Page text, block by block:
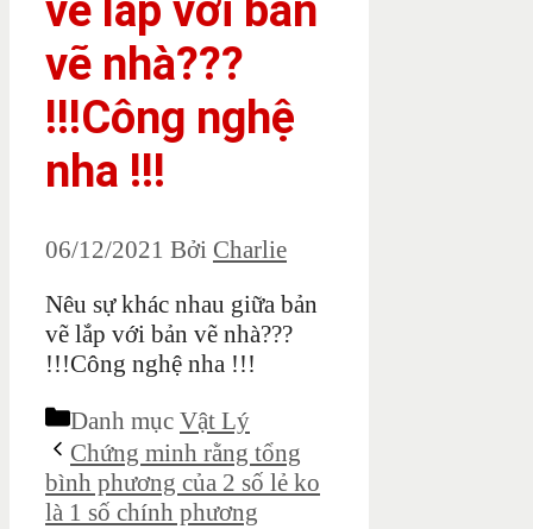
vẽ nhà???
!!!Công nghệ
nha !!!
06/12/2021 Bởi Charlie
Nêu sự khác nhau giữa bản
vẽ lắp với bản vẽ nhà???
!!!Công nghệ nha !!!
Danh mục Vật Lý
Chứng minh rằng tổng
bình phương của 2 số lẻ ko
là 1 số chính phương